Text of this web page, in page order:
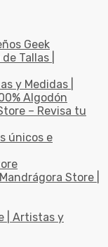
Geek
Tallas |
y Medidas |
Algodón
– Revisa tu
únicos e
Store |
| Artistas y